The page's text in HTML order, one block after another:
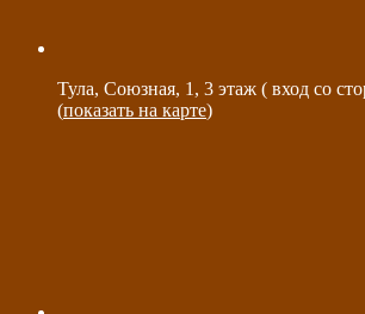
Тула, Союзная, 1, 3 этаж ( вход со
(показать на карте)